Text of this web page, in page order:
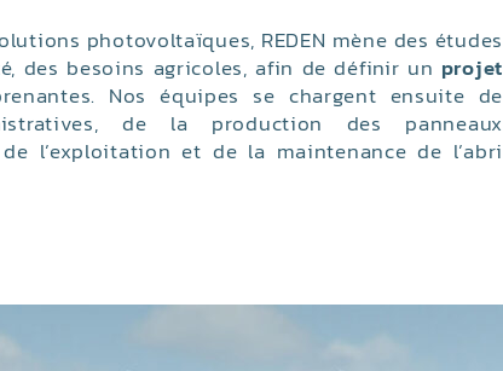
photovoltaïques, REDEN mène des études
des besoins agricoles, afin de définir un projet
Nos équipes se chargent ensuite de
de la production des panneaux
l’exploitation et de la maintenance de l’abri